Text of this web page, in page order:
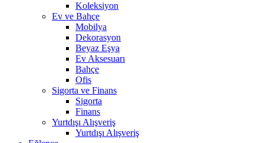
Koleksiyon
Ev ve Bahçe
Mobilya
Dekorasyon
Beyaz Eşya
Ev Aksesuarı
Bahçe
Ofis
Sigorta ve Finans
Sigorta
Finans
Yurtdışı Alışveriş
Yurtdışı Alışveriş